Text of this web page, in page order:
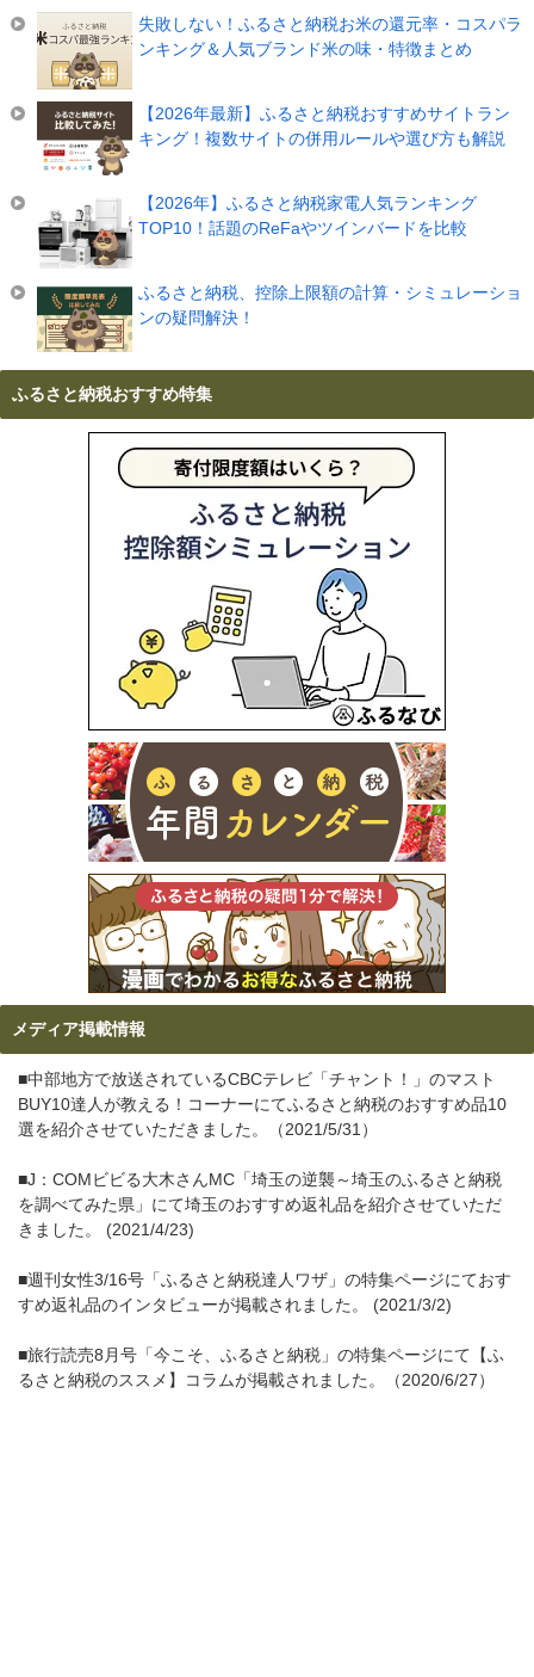
失敗しない！ふるさと納税お米の還元率・コスパラ
ンキング＆人気ブランド米の味・特徴まとめ
【2026年最新】ふるさと納税おすすめサイトラン
キング！複数サイトの併用ルールや選び方も解説
【2026年】ふるさと納税家電人気ランキング
TOP10！話題のReFaやツインバードを比較
ふるさと納税、控除上限額の計算・シミュレーショ
ンの疑問解決！
ふるさと納税おすすめ特集
メディア掲載情報
■中部地方で放送されているCBCテレビ「チャント！」のマスト
BUY10達人が教える！コーナーにてふるさと納税のおすすめ品10
選を紹介させていただきました。（2021/5/31）
■J：COMビビる大木さんMC「埼玉の逆襲～埼玉のふるさと納税
を調べてみた県」にて埼玉のおすすめ返礼品を紹介させていただ
きました。 (2021/4/23)
■週刊女性3/16号「ふるさと納税達人ワザ」の特集ページにておす
すめ返礼品のインタビューが掲載されました。 (2021/3/2)
■旅行読売8月号「今こそ、ふるさと納税」の特集ページにて【ふ
るさと納税のススメ】コラムが掲載されました。（2020/6/27）